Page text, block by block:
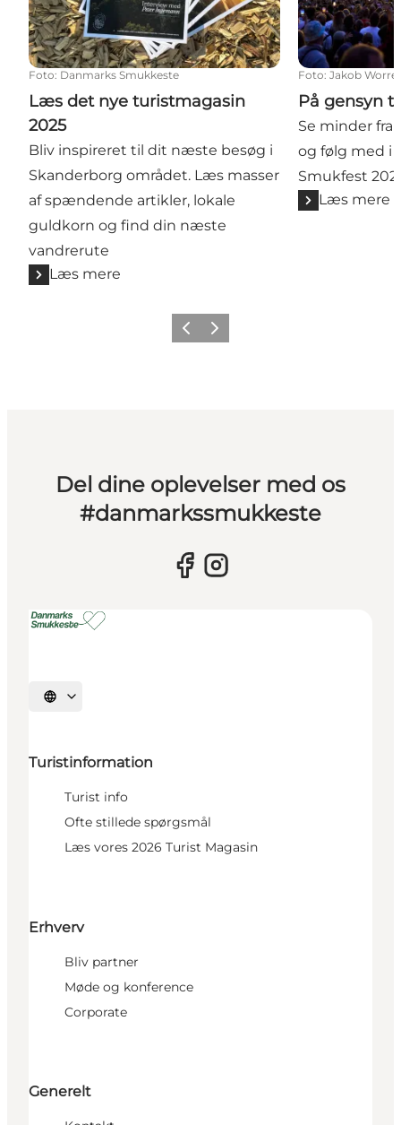
Foto: Danmarks Smukkeste
Læs det nye turistmagasin
2025
Bliv inspireret til dit næste besøg i
Skanderborg området. Læs masser
af spændende artikler, lokale
guldkorn og find din næste
vandrerute
Læs mere
Foto: Jakob Worre
På gensyn
Se minder fra
og følg med i
Smukfest
Læs mere
Forrige billede
Næste billede
Del dine oplevelser med os
#danmarkssmukkeste
Vælg sprog
Turistinformation
Turist info
Ofte stillede spørgsmål
Læs vores 2026 Turist Magasin
Erhverv
Bliv partner
Møde og konference
Corporate
Generelt